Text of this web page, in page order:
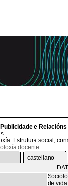
e
Estrutura social,
docente
castellano
de vida